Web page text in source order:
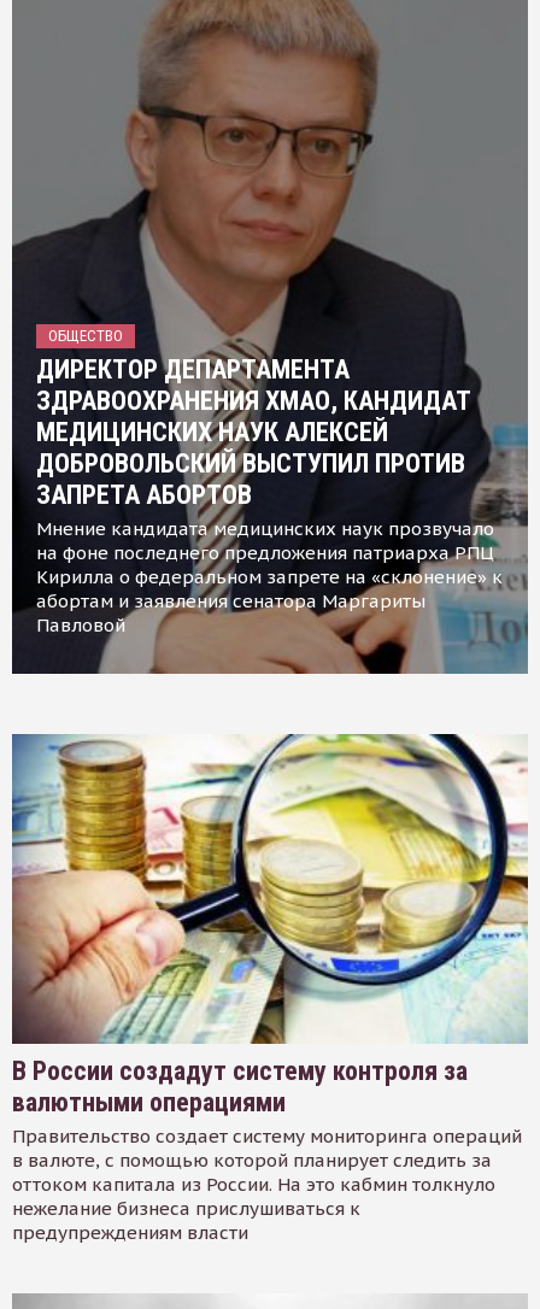
ОБЩЕСТВО
ДИРЕКТОР ДЕПАРТАМЕНТА
ЗДРАВООХРАНЕНИЯ ХМАО, КАНДИДАТ
МЕДИЦИНСКИХ НАУК АЛЕКСЕЙ
ДОБРОВОЛЬСКИЙ ВЫСТУПИЛ ПРОТИВ
ЗАПРЕТА АБОРТОВ
Мнение кандидата медицинских наук прозвучало
на фоне последнего предложения патриарха РПЦ
Кирилла о федеральном запрете на «склонение» к
абортам и заявления сенатора Маргариты
Павловой
В России создадут систему контроля за
валютными операциями
Правительство создает систему мониторинга операций
в валюте, с помощью которой планирует следить за
оттоком капитала из России. На это кабмин толкнуло
нежелание бизнеса прислушиваться к
предупреждениям власти